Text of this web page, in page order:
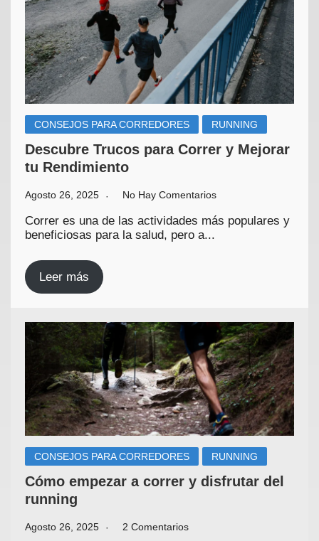
CONSEJOS PARA CORREDORES RUNNING
Descubre Trucos para Correr y Mejorar
tu Rendimiento
Agosto 26, 2025 No Hay Comentarios
Correr es una de las actividades más populares y
beneficiosas para la salud, pero a...
Leer más
CONSEJOS PARA CORREDORES RUNNING
Cómo empezar a correr y disfrutar del
running
Agosto 26, 2025 2 Comentarios